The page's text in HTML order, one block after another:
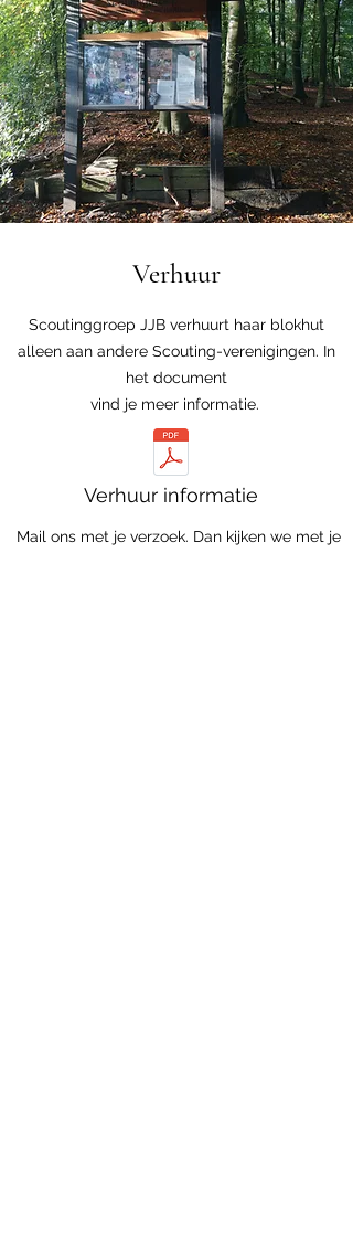
Verhuur
Scoutinggroep JJB verhuurt haar blokhut
alleen aan andere Scouting-verenigingen. In
het document
vind je meer informatie.
Mail ons met je verzoek. Dan kijken we met je
Verhuur informatie